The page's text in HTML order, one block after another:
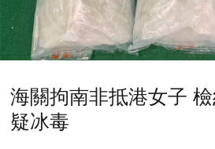
海關拘南非抵港女子
疑冰毒